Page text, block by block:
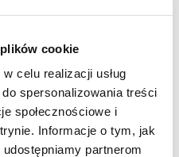
cookie
celu realizacji usług
do spersonalizowania treści
społecznościowe i
Informacje o tym, jak
partnerom
na wydarzenie